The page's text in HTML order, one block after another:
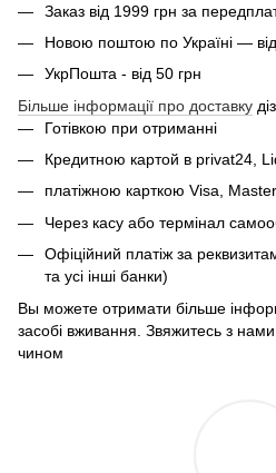
Заказ від 1999 грн за
Новою поштою по Україні —
УкрПошта - від 50 грн
Більше інформації про доставку
Готівкою при отриманні
Кредитною картой в privat24,
платіжною карткою Visa,
Через касу або термінал
Офіційний платіж за
та усі інші банки)
Вы можете отримати більше
засобі вживання. Звяжитесь з
чином